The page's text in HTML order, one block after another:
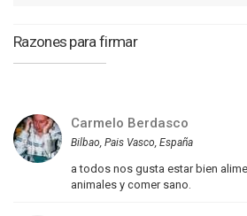
Razones para firmar
Carmelo Berdasco
Bilbao, Pais Vasco, España
a todos nos gusta estar bien
animales y comer sano.